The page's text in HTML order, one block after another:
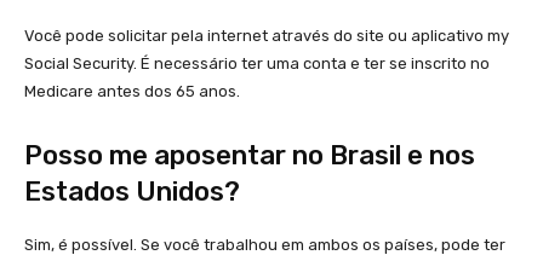
Você pode solicitar pela internet através do site ou aplicativo my
Social Security. É necessário ter uma conta e ter se inscrito no
Medicare antes dos 65 anos.
Posso me aposentar no Brasil e nos
Estados Unidos?
Sim, é possível. Se você trabalhou em ambos os países, pode ter